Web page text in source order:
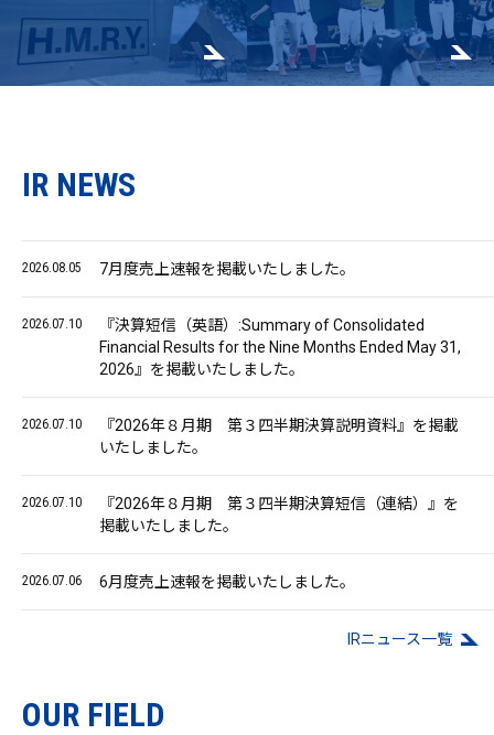
IR NEWS
2026.08.05 7月度売上速報を掲載いたしました。
2026.07.10
『決算短信（英語）:Summary of Consolidated
Financial Results for the Nine Months Ended May 31,
2026』を掲載いたしました。
2026.07.10
『2026年８月期 第３四半期決算説明資料』を掲載
いたしました。
2026.07.10
『2026年８月期 第３四半期決算短信（連結）』を
掲載いたしました。
2026.07.06 6月度売上速報を掲載いたしました。
IRニュース⼀覧
OUR FIELD